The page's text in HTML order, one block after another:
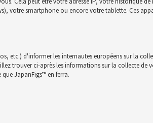
votre smartphone ou encore votre tablette. Ces
etc.) d'informer les internautes européens sur la
trouver ci-après les informations sur la collecte
JapanFigs™ en ferra.